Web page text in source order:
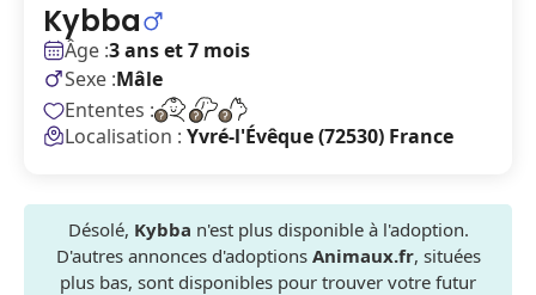
Kybba
Âge :3 ans et 7 mois
Sexe :Mâle
Ententes :
Localisation : Yvré-l'Évêque (72530) France
Désolé, Kybba n'est plus disponible à l'adoption.
D'autres annonces d'adoptions Animaux.fr, situées
plus bas, sont disponibles pour trouver votre futur